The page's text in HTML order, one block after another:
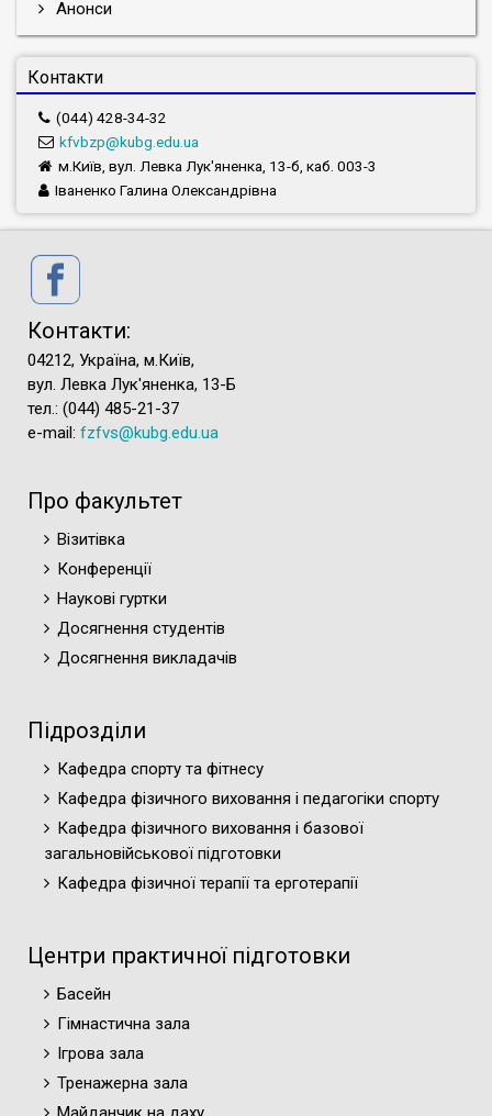
Анонси
Контакти
(044) 428-34-32
kfvbzp@kubg.edu.ua
м.Київ, вул. Левка Лук'яненка, 13-б, каб. 003-3
Іваненко Галина Олександрівна
Контакти:
04212, Україна, м.Київ,
вул. Левка Лук'яненка, 13-Б
тел.: (044) 485-21-37
e-mail: fzfvs@kubg.edu.ua
Про факультет
Візитівка
Конференції
Наукові гуртки
Досягнення студентів
Досягнення викладачів
Підрозділи
Кафедра спорту та фітнесу
Кафедра фізичного виховання і педагогіки спорту
Кафедра фізичного виховання і базової
загальновійськової підготовки
Кафедра фізичної терапії та ерготерапії
Центри практичної підготовки
Басейн
Гімнастична зала
Ігрова зала
Тренажерна зала